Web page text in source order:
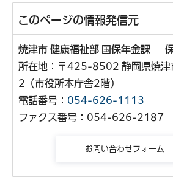
このページの情報発信元
焼津市 健康福祉部 国保年金課
所在地：〒425-8502 静岡県焼
2（市役所本庁舎2階）
電話番号： 054-626-1113
ファクス番号：054-626-2187